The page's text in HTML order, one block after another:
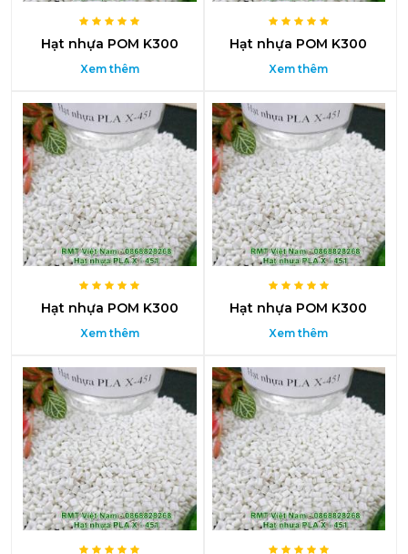
Hạt nhựa POM K300
Xem thêm
Hạt nhựa POM K300
Xem thêm
Hạt nhựa POM K300
Xem thêm
Hạt nhựa POM K300
Xem thêm